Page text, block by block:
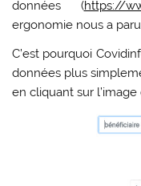
données (https://
ergonomie nous a
C’est pourquoi
données plus
en cliquant sur l’image